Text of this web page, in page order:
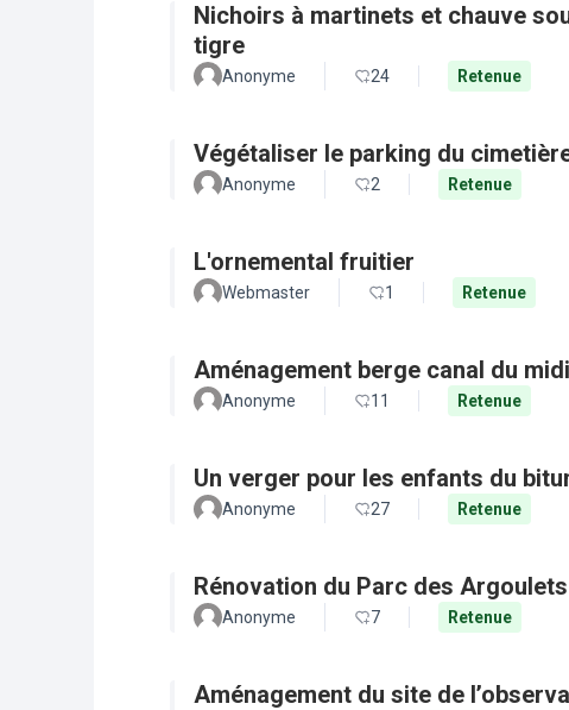
Nichoirs à martinets et chauve
tigre
Anonyme 24 Retenue
Végétaliser le parking du
Anonyme 2 Retenue
L'ornemental fruitier
Webmaster 1 Retenue
Aménagement berge canal du midi
Anonyme 11 Retenue
Un verger pour les enfants du
Anonyme 27 Retenue
Rénovation du Parc des
Anonyme 7 Retenue
Aménagement du site de